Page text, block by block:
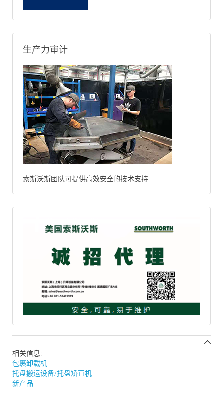
生产力审计
索斯沃斯团队可提供高效安全的技术支持
相关信息:
包裹卸载机
托盘搬运设备/托盘矫直机
新产品